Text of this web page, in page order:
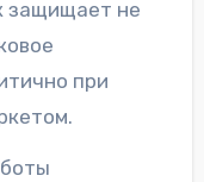
защищает не
при